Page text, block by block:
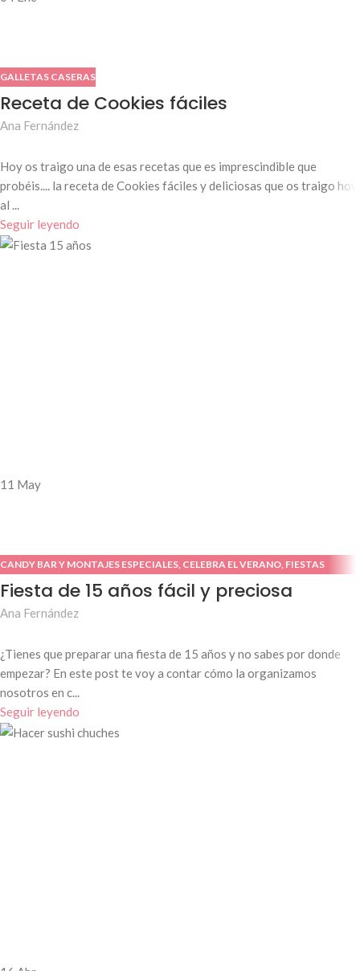
GALLETAS CASERAS
Receta de Cookies fáciles
Ana Fernández
Hoy os traigo una de esas recetas que es imprescindible que
probéis.... la receta de Cookies fáciles y deliciosas que os traigo hoy
al ...
Seguir leyendo
11 May
CANDY BAR Y MONTAJES ESPECIALES, CELEBRA EL VERANO, FIESTAS
INFANTILES
FIESTAS TEMÁTICAS, IDEAS DE PASCUA
Fiesta de 15 años fácil y preciosa
Ana Fernández
¿Tienes que preparar una fiesta de 15 años y no sabes por donde
empezar? En este post te voy a contar cómo la organizamos
nosotros en c...
Seguir leyendo